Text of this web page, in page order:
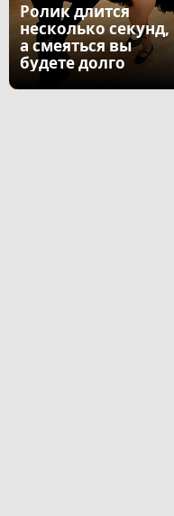
Ролик длится
несколько секунд,
а смеяться вы
будете долго